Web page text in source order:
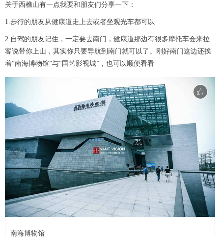
关于西樵山有一点我要和朋友们分享一下：
1.步行的朋友从健康道走上去或者坐观光车都可以
2.自驾的朋友记住，一定要去南门，健康道那边有很多摩托车会来拉
客说带你上山，其实你只要导航到南门就可以了。刚好南门这边还挨
着“南海博物馆”与“国艺影视城”，也可以顺便看看
南海博物馆